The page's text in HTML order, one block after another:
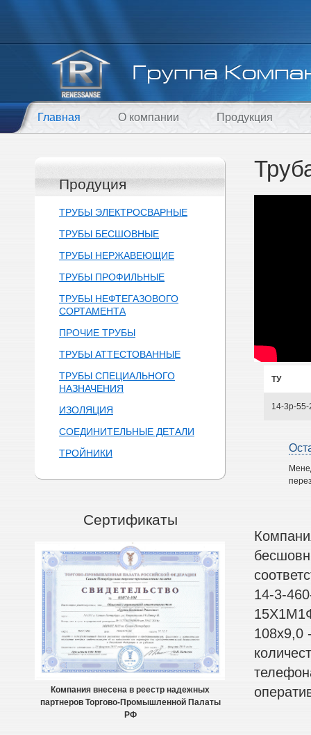
Главная О компании Продукция
Продуция
ТРУБЫ ЭЛЕКТРОСВАРНЫЕ
ТРУБЫ БЕСШОВНЫЕ
ТРУБЫ НЕРЖАВЕЮЩИЕ
ТРУБЫ ПРОФИЛЬНЫЕ
ТРУБЫ НЕФТЕГАЗОВОГО
СОРТАМЕНТА
ПРОЧИЕ ТРУБЫ
ТРУБЫ АТТЕСТОВАННЫЕ
ТРУБЫ СПЕЦИАЛЬНОГО
НАЗНАЧЕНИЯ
ИЗОЛЯЦИЯ
СОЕДИНИТЕЛЬНЫЕ ДЕТАЛИ
ТРОЙНИКИ
Сертификаты
Компания внесена в реестр надежных
партнеров Торгово-Промышленной Палаты
РФ
ТУ
14-3р-
14-3-
108х9,0